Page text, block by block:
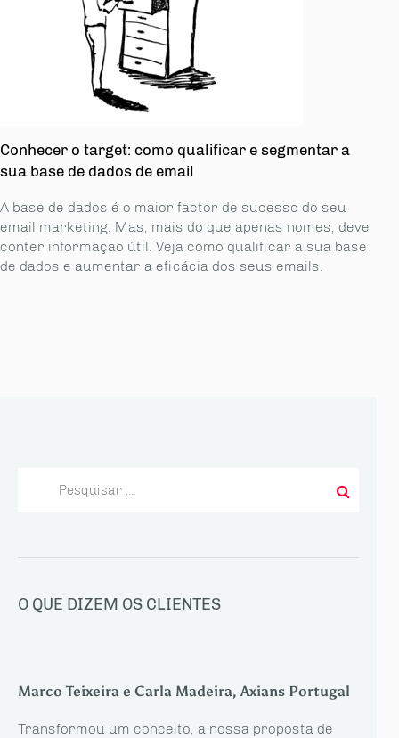
Conhecer o target: como qualificar e segmentar a
sua base de dados de email
A base de dados é o maior factor de sucesso do seu
email marketing. Mas, mais do que apenas nomes, deve
conter informação útil. Veja como qualificar a sua base
de dados e aumentar a eficácia dos seus emails.
O QUE DIZEM OS CLIENTES
Marco Teixeira e Carla Madeira, Axians Portugal
Transformou um conceito, a nossa proposta de